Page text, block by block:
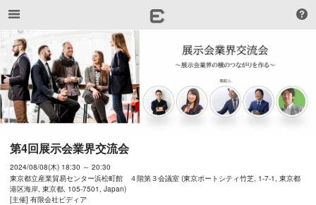
第4回展示会業界交流会
2024/08/08(木) 18:30 ～ 20:30
東京都立産業貿易センター浜松町館 ４階第３会議室 (東京ポートシティ竹芝, 1-7-1, 東京都
港区海岸, 東京都, 105-7501, Japan)
[主催] 有限会社ビディア